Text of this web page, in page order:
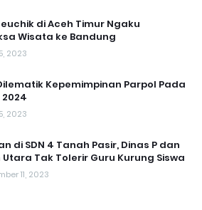
di Aceh Timur Ngaku
Wisata ke Bandung
2023
Kepemimpinan Parpol Pada
2024
2023
di SDN 4 Tanah Pasir, Dinas P dan
Utara Tak Tolerir Guru Kurung Siswa
11, 2023